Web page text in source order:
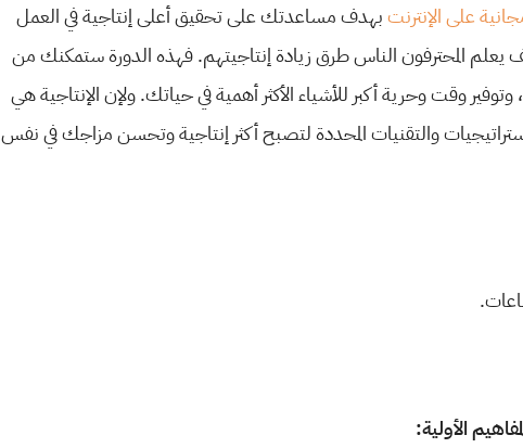
على الإنترنتبهدف مساعدتك على تحقيق أعلى إنتاجية في العمل
يعلم المحترفون الناس طرق زيادة إنتاجيتهم. فهذه الدورة ستمكنك من
وقت وحرية أكبر للأشياء الأكثر أهمية في حياتك. ولإن الإنتاجية هي
والتقنيات المحددة لتصبح أكثر إنتاجية وتحسن مزاجك في نفس
الأولية: